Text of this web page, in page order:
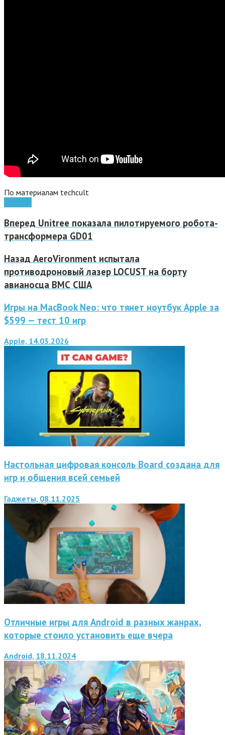
По материалам techcult
Вперед Unitree показала пилотируемого робота-
трансформера GD01
Назад AeroVironment испытала
противодроновый лазер LOCUST на борту
авианосца ВМС США
Игры на MacBook Neo: что тянет ноутбук Apple за
$599 — тест 10 игр
Apple, 14.03.2026
Настольная цифровая консоль Board создана для
игр и общения всей семьей
Гаджеты, 08.11.2025
Отличные игры для Android в разных жанрах,
которые стоило установить еще вчера
Android, 18.11.2024